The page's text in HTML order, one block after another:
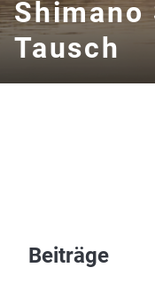
Shimano
Tausch
Beiträge